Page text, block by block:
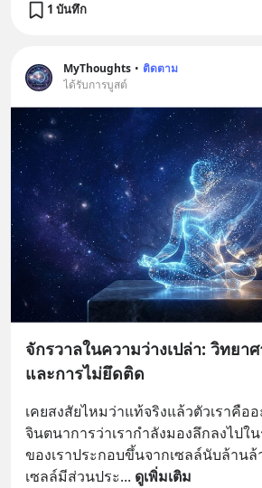
1 บันทึก
MyThoughts • ติดตาม
ได้รับการบูสต์
จักรวาลในความว่างเปล่า: วิทยา
และการไม่ยึดติด
เคยสงสัยไหมว่าแท้จริงแล้วตัวเราคืออ
จินตนาการว่าเรากำลังมองลึกลงไปใ
ของเราประกอบขึ้นจากเซลล์นับล้าน
เซลล์มีส่วนประ... ดูเพิ่มเติม